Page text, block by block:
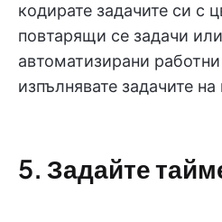
кодирате задачите си с
повтарящи се задачи
автоматизирани
изпълнявате задачите
5. Задайте